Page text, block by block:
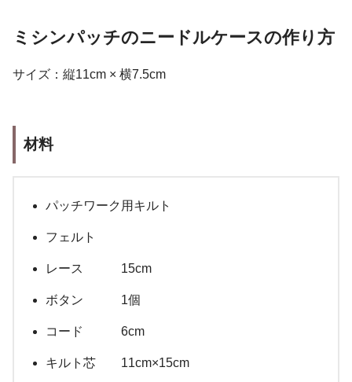
ミシンパッチのニードルケースの作り方
サイズ：縦11cm × 横7.5cm
材料
パッチワーク用キルト
フェルト
レース 15cm
ボタン 1個
コード 6cm
キルト芯 11cm×15cm